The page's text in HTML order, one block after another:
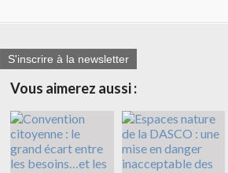
S'inscrire à la newsletter
Vous aimerez aussi :